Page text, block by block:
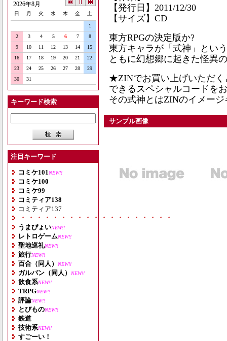
2026年8月
日 月 火 水 木 金 土
1
2
3 4 5 6 7
8
9
10 11 12 13 14
15
16
17 18 19 20 21
22
23
24 25 26 27 28
29
30
31
キーワード検索
注目キーワード
コミケ101 NEW!!
コミケ100
コミケ99
コミティア138
コミティア137
・・・・・・・・・・・・・・・・・・・
うまぴょいNEW!!
レトロゲームNEW!!
聖地巡礼NEW!!
旅行NEW!!
百合（同人） NEW!!
ガルパン（同人） NEW!!
飲食系NEW!!
TRPGNEW!!
評論NEW!!
とびものNEW!!
鉄道
技術系NEW!!
すごーい！
【発行日】2011/12/30
【サイズ】CD
東方RPGの決定版か?
東方キャラが「式神」とい
ともに幻想郷に起きた怪異
★ZINでお買い上げいただく
できるスペシャルコードを
その式神とはZINのイメー
サンプル画像